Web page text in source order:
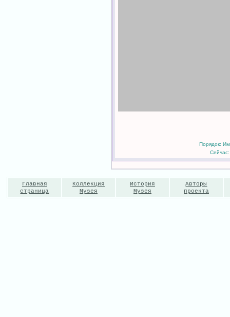
Порядок:
Главная
страница
Коллекция
Музея
История
Музея
Авторы
проекта